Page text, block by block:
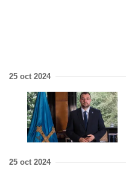
25 oct 2024
25 oct 2024